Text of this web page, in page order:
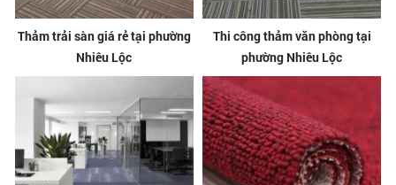
Thảm trải sàn giá rẻ tại phường
Nhiêu Lộc
Thi công thảm văn phòng tại
phường Nhiêu Lộc